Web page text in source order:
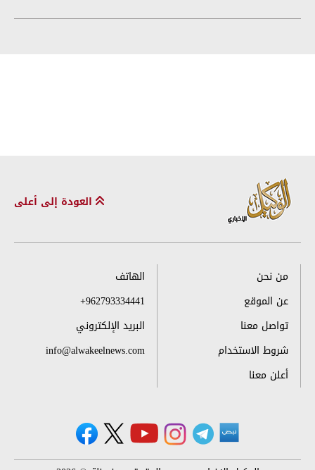
العودة إلى أعلى
من نحن
عن الموقع
تواصل معنا
شروط الاستخدام
أعلن معنا
الهاتف
+962793334441
البريد الإلكتروني
info@alwakeelnews.com